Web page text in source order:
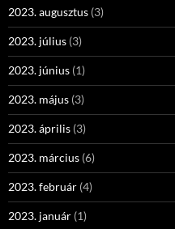
2023. augusztus (3)
2023. július (3)
2023. június (1)
2023. május (3)
2023. április (3)
2023. március (6)
2023. február (4)
2023. január (1)